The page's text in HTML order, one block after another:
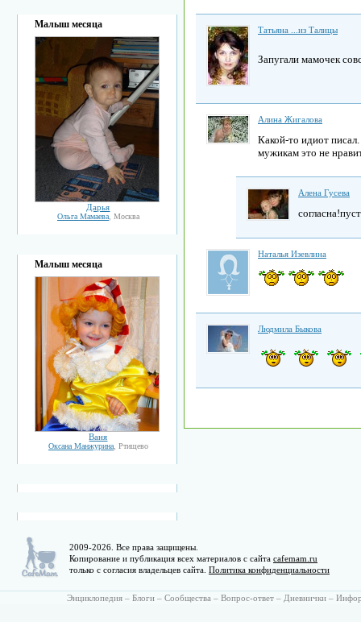
Малыш месяца
Дарья
Ольга Мамаева , Москва
Малыш месяца
Ваня
Оксана Манжурина, Ртищево
Татьяна ...из Талицы
Запугали мамочек
Алина Жигалова
Какой-то идиот
мужикам это не
Алена Гусева
Наталья Изевлина
Людмила Быкова
2009-2026. Все права защищены.
Копирование и публикация всех материалов с сайта cafemam.ru
только с согласия владельцев сайта. Политика конфиденциальности
Энциклопедия – Блоги – Сообщества – Вопрос-ответ – Дневнички –